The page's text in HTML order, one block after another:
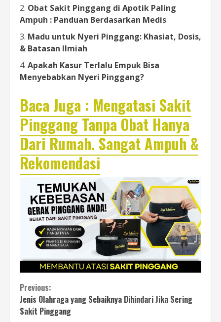
Obat Sakit Pinggang di Apotik Paling
Ampuh : Panduan Berdasarkan Medis
Madu untuk Nyeri Pinggang: Khasiat, Dosis,
& Batasan Ilmiah
Apakah Kasur Terlalu Empuk Bisa
Menyebabkan Nyeri Pinggang?
Baca Juga : Mengatasi Sakit
Pinggang Tanpa Obat Hanya
Dari Rumah. Sangat Ampuh &
Rekomendasi
Continue
Reading
Previous:
Jenis Olahraga yang Sebaiknya Dihindari Jika Sering
Sakit Pinggang